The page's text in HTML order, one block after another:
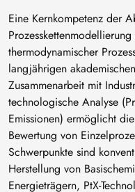
Eine Kernkompetenz der
thermodynamischer
langjährigen
Zusammenarbeit mit
technologische Analyse
Emissionen) ermöglicht
Bewertung von
Schwerpunkte sind
Herstellung von
Energieträgern, PtX-